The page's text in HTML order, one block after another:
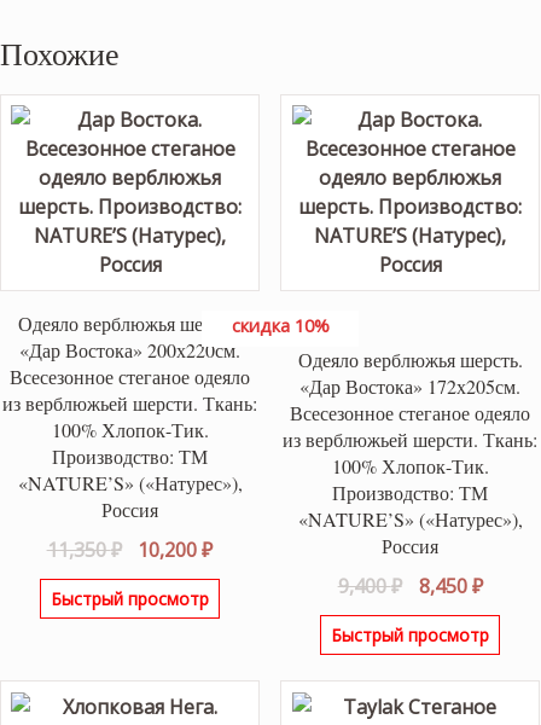
Похожие
Одеяло верблюжья шерсть.
«Дар Востока» 200х220см.
Всесезонное стеганое одеяло
из верблюжьей шерсти. Ткань:
100% Хлопок-Тик.
Производство: ТМ
«NATURE’S» («Натурес»),
Россия
11,350₽
Первоначальная
цена
составляла
10,200₽Текущая
цена:
Быстрый просмотр
скидка 10%
Одеяло верблюжья шерсть.
«Дар Востока» 172х205см.
Всесезонное стеганое одеяло
из верблюжьей шерсти. Ткань:
100% Хлопок-Тик.
Производство: ТМ
«NATURE’S» («Натурес»),
Россия
9,400₽
цена
составляла
8,450₽
цена:
8,450
Быстрый просмотр